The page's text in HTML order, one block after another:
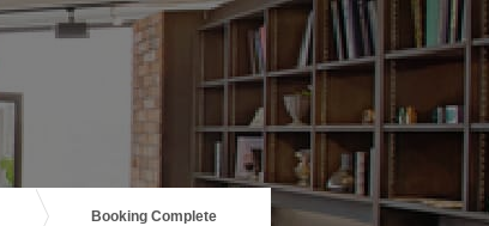
Booking Complete